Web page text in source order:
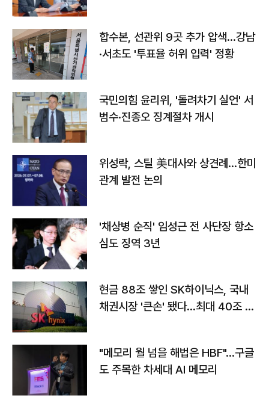
합수본, 선관위 9곳 추가 압색…강남
·서초도 '투표율 허위 입력' 정황
국민의힘 윤리위, '돌려차기 실언' 서
범수·진종오 징계절차 개시
위성락, 스틸 美대사와 상견례…한미
관계 발전 논의
'채상병 순직' 임성근 전 사단장 항소
심도 징역 3년
현금 88조 쌓인 SK하이닉스, 국내
채권시장 '큰손' 됐다…최대 40조 투
"메모리 월 넘을 해법은 HBF"…구글
도 주목한 차세대 AI 메모리